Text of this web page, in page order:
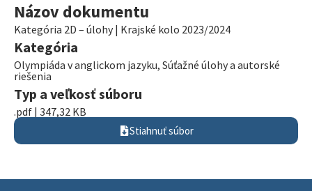
Názov dokumentu
Kategória 2D – úlohy | Krajské kolo 2023/2024
Kategória
Olympiáda v anglickom jazyku, Súťažné úlohy a autorské
riešenia
Typ a veľkosť súboru
.pdf | 347,32 KB
Stiahnuť súbor